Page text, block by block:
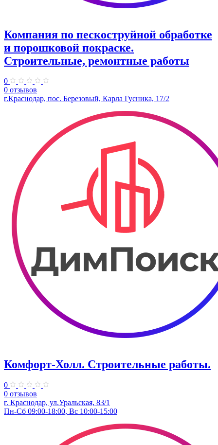
Компания по пескоструйной обработке
и порошковой покраске.
Строительные, ремонтные работы
0
0 отзывов
г.Краснодар, пос. Березовый, Карла Гусника, 17/2
Комфорт-Холл. Строительные работы.
0
0 отзывов
г. Краснодар, ул.Уральская, 83/1
Пн-Сб 09:00-18:00, Вс 10:00-15:00